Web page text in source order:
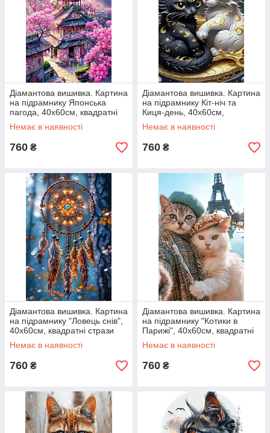
Діамантова вишивка. Картина
на підрамнику Японська
пагода, 40х60см, квадратні
стрази
Немає в наявності
760 ₴
Діамантова вишивка. Картина
на підрамнику Кіт-ніч та
Киця-день, 40х60см,
квадратні стрази
Немає в наявності
760 ₴
Діамантова вишивка. Картина
на підрамнику "Ловець снів",
40х60см, квадратні стрази
Немає в наявності
760 ₴
Діамантова вишивка. Картина
на підрамнику "Котики в
Парижі", 40х60см, квадратні
стрази
Немає в наявності
760 ₴